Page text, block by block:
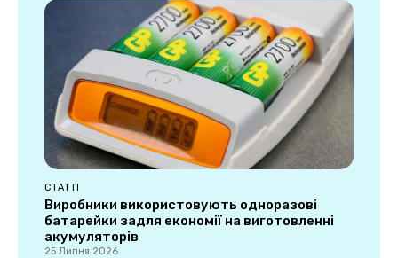
СТАТТІ
Виробники використовують одноразові
батарейки задля економії на виготовленні
акумуляторів
25 Липня 2026